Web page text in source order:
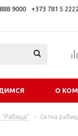
9000 +373 781 5 2222
О
"Рабица" -
Сетка